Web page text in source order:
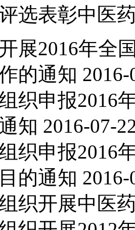
选表彰中医
展2016年全
的通知 2016-
织申报2016
知 2016-07-
织申报2016
的通知 2016-
织开展中医